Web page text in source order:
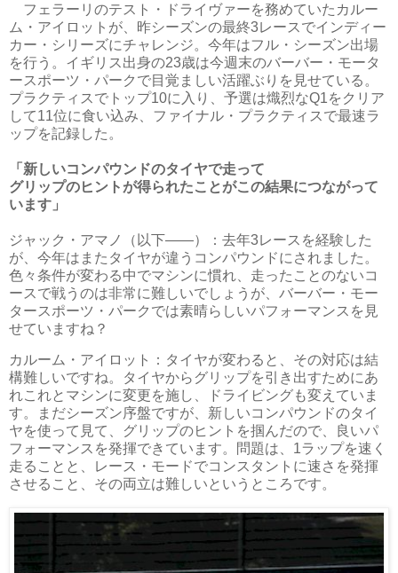
フェラーリのテスト・ドライヴァーを務めていたカルー
ム・アイロットが、昨シーズンの最終3レースでインディー
カー・シリーズにチャレンジ。今年はフル・シーズン出場
を行う。イギリス出身の23歳は今週末のバーバー・モータ
ースポーツ・パークで目覚ましい活躍ぶりを見せている。
プラクティスでトップ10に入り、予選は熾烈なQ1をクリア
して11位に食い込み、ファイナル・プラクティスで最速ラ
ップを記録した。
「新しいコンパウンドのタイヤで走って
グリップのヒントが得られたことがこの結果につながって
います」
ジャック・アマノ（以下――）：去年3レースを経験した
が、今年はまたタイヤが違うコンパウンドにされました。
色々条件が変わる中でマシンに慣れ、走ったことのないコ
ースで戦うのは非常に難しいでしょうが、バーバー・モー
タースポーツ・パークでは素晴らしいパフォーマンスを見
せていますね？
カルーム・アイロット：タイヤが変わると、その対応は結
構難しいですね。タイヤからグリップを引き出すためにあ
れこれとマシンに変更を施し、ドライビングも変えていま
す。まだシーズン序盤ですが、新しいコンパウンドのタイ
ヤを使って見て、グリップのヒントを掴んだので、良いパ
フォーマンスを発揮できています。問題は、1ラップを速く
走ることと、レース・モードでコンスタントに速さを発揮
させること、その両立は難しいというところです。